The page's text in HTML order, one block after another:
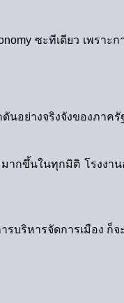
ซะทีเดียว เพ
งจริงจังของภาค
มากขึ้นในทุกมิติ
หารจัดการเมือง